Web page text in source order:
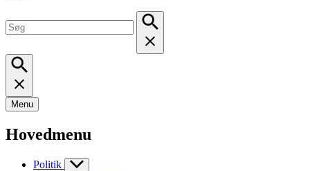
Menu
Hovedmenu
Politik